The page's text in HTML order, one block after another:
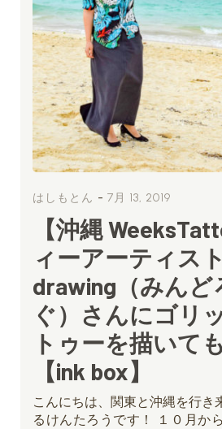
はしもとん - 7月 13, 2019
【沖縄
ィーアーティス
drawing（みんど
ぐ）さんにゴリ
トゥーを描いて
【ink box】
こんにちは、関東と沖縄を行き
るけんたろうです！ １０月か